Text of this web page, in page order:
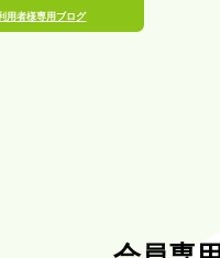
用者様専用ブログ